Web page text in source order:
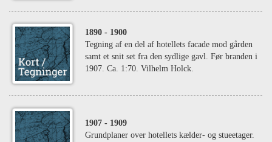
1890 - 1900
Tegning af en del af hotellets facade mod gården
samt et snit set fra den sydlige gavl. Før branden i
1907. Ca. 1:70. Vilhelm Holck.
1907 - 1909
Grundplaner over hotellets kælder- og stueetager.